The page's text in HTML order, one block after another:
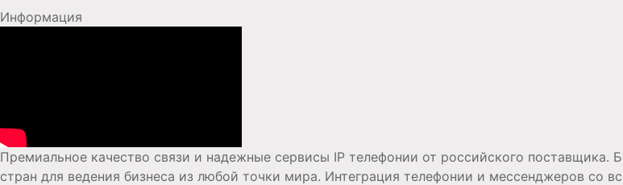
Информация
Премиальное качество связи и надежные сервисы IP телефонии от российского
стран для ведения бизнеса из любой точки мира. Интеграция телефонии и мессенджеров со